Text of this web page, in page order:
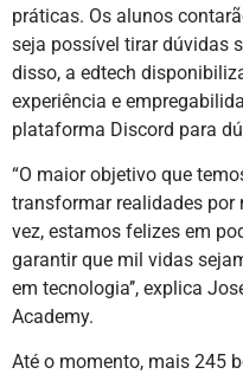
práticas. Os alunos
seja possível tirar dúvidas
disso, a edtech
experiência e
plataforma Discord para
“O maior objetivo que
transformar realidades por
vez, estamos felizes em
garantir que mil vidas
em tecnologia’’, explica
Academy.
Até o momento, mais 245